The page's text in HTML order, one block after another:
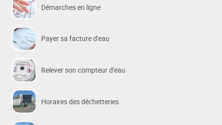
Démarches en ligne
Payer sa facture d'eau
Relever son compteur d'eau
Horaires des déchetteries